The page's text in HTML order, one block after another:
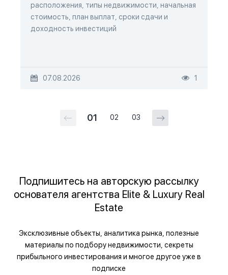
расположения, типы недвижимости, начальная
стоимость, план выплат, сроки сдачи и
доходность инвестиций
07.08.2026 1
01 02 03
Подпишитесь на авторскую рассылку
основателя агентства Elite & Luxury Real
Estate
Эксклюзивные объекты, аналитика рынка, полезные
материалы по подбору недвижимости, секреты
прибыльного инвестирования и многое другое уже в
подписке